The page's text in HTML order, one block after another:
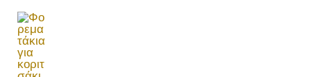
Μετάβαση
στο
περιεχόμενο